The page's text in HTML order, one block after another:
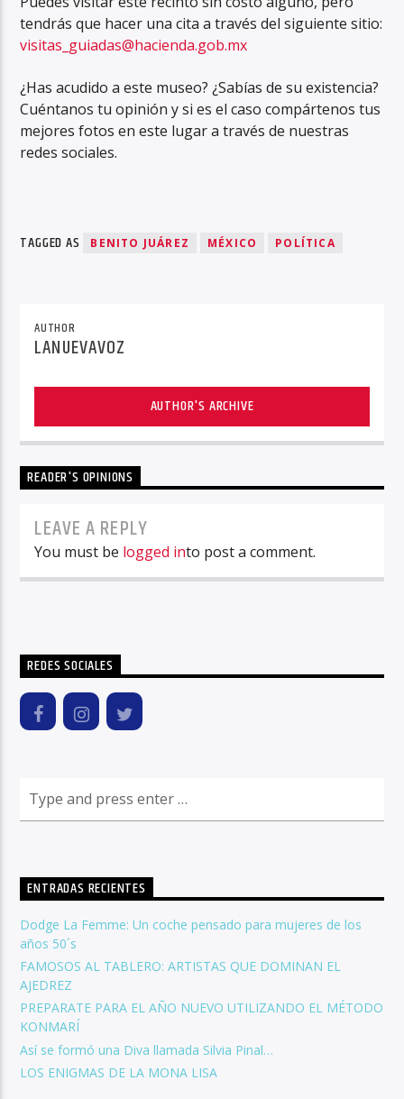
tendrás que hacer una cita a través del siguiente sitio:
visitas_guiadas@hacienda.gob.mx
¿Has acudido a este museo? ¿Sabías de su existencia?
Cuéntanos tu opinión y si es el caso compártenos tus
mejores fotos en este lugar a través de nuestras
redes sociales.
TAGGED AS BENITO JUÁREZ MÉXICO POLÍTICA
AUTHOR
LANUEVAVOZ
AUTHOR'S ARCHIVE
READER'S OPINIONS
LEAVE A REPLY
You must be logged into post a comment.
REDES SOCIALES
ENTRADAS RECIENTES
Dodge La Femme: Un coche pensado para mujeres de los
años 50´s
FAMOSOS AL TABLERO: ARTISTAS QUE DOMINAN EL
AJEDREZ
PREPARATE PARA EL AÑO NUEVO UTILIZANDO EL MÉTODO
KONMARÍ
Así se formó una Diva llamada Silvia Pinal…
LOS ENIGMAS DE LA MONA LISA